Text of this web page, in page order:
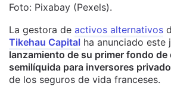
Foto: Pixabay (Pexels).
La gestora de activos alternativos
Tikehau Capital ha anunciado este
lanzamiento de su primer fondo de
semilíquida para inversores
de los seguros de vida franceses.